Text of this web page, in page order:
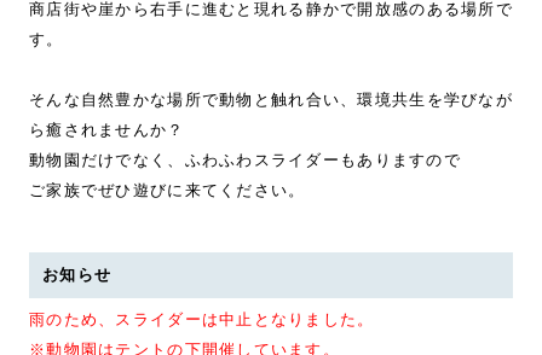
商店街や崖から右手に進むと現れる静かで開放感のある場所で
す。
そんな自然豊かな場所で動物と触れ合い、環境共生を学びなが
ら癒されませんか？
動物園だけでなく、ふわふわスライダーもありますので
ご家族でぜひ遊びに来てください。
お知らせ
雨のため、スライダーは中止となりました。
※動物園はテントの下開催しています。